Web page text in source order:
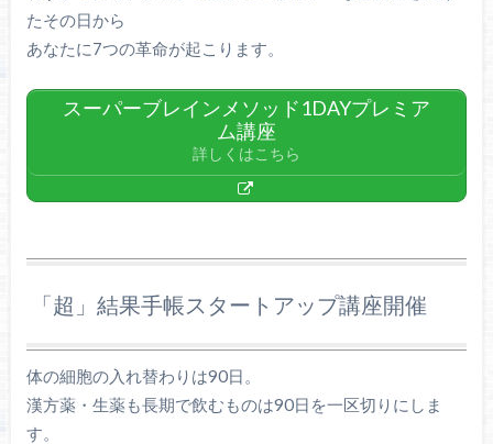
たその日から
あなたに7つの革命が起こります。
スーパーブレインメソッド1DAYプレミア
ム講座
詳しくはこちら
「超」結果手帳スタートアップ講座開催
体の細胞の入れ替わりは90日。
漢方薬・生薬も長期で飲むものは90日を一区切りにしま
す。